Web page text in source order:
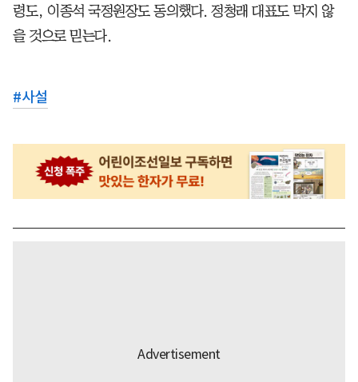
령도, 이종석 국정원장도 동의했다. 정청래 대표도 막지 않
을 것으로 믿는다.
#사설